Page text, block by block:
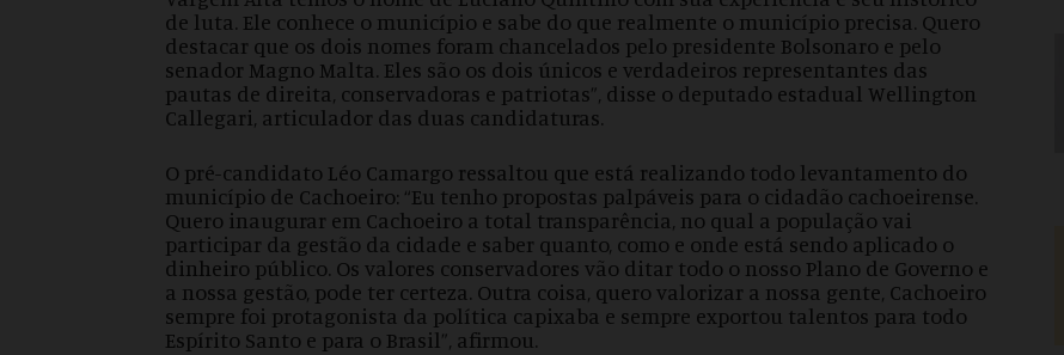
de luta. Ele conhece o município e sabe do que realmente o município precisa. Quero
destacar que os dois nomes foram chancelados pelo presidente Bolsonaro e pelo
senador Magno Malta. Eles são os dois únicos e verdadeiros representantes das
pautas de direita, conservadoras e patriotas”, disse o deputado estadual Wellington
Callegari, articulador das duas candidaturas.
O pré-candidato Léo Camargo ressaltou que está realizando todo levantamento do
município de Cachoeiro: “Eu tenho propostas palpáveis para o cidadão cachoeirense.
Quero inaugurar em Cachoeiro a total transparência, no qual a população vai
participar da gestão da cidade e saber quanto, como e onde está sendo aplicado o
dinheiro público. Os valores conservadores vão ditar todo o nosso Plano de Governo e
a nossa gestão, pode ter certeza. Outra coisa, quero valorizar a nossa gente, Cachoeiro
sempre foi protagonista da política capixaba e sempre exportou talentos para todo
Espírito Santo e para o Brasil”, afirmou.